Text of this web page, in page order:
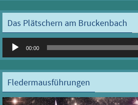
Das Plätschern am Bruckenbach
Audio-
00:00
Fledermausführungen
Video-